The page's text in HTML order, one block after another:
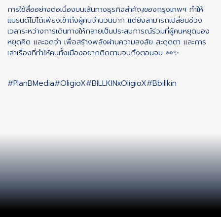
การใช้สื่ออย่างต่อเนื่องบนเส้นทางธุรกิจสำคัญของกรุงเทพฯ ทำให้
แบรนด์ไม่ได้เพียงเข้าถึงผู้คนจำนวนมาก แต่ยังสามารถเปลี่ยนช่วง
เวลาระหว่างการเดินทางให้กลายเป็นประสบการณ์ร่วมที่ผู้คนหยุดมอง
หยุดคิด และจดจำ เพื่อสร้างพลังผ่านความสงสัย สะดุดตา และการ
เล่าเรื่องที่ทำให้คนทั้งเมืองอยากติดตามจนถึงตอนจบ 👀✨
#PlanBMedia#OligioX#BILLKINxOligioX#Bbillkin